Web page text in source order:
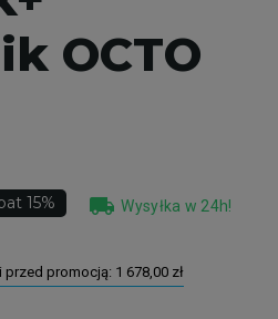
OCTO
15% local_shipping Wysyłka w 24h!
przed promocją: 1 678,00 zł